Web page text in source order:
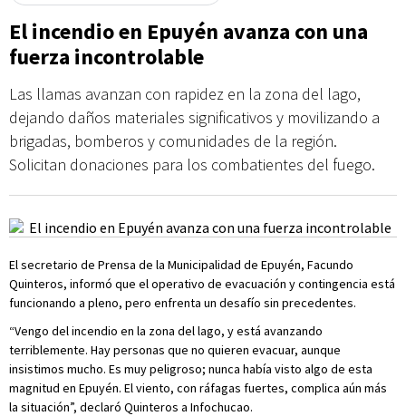
El incendio en Epuyén avanza con una
fuerza incontrolable
Las llamas avanzan con rapidez en la zona del lago,
dejando daños materiales significativos y movilizando a
brigadas, bomberos y comunidades de la región.
Solicitan donaciones para los combatientes del fuego.
El secretario de Prensa de la Municipalidad de Epuyén, Facundo
Quinteros, informó que el operativo de evacuación y contingencia está
funcionando a pleno, pero enfrenta un desafío sin precedentes.
“Vengo del incendio en la zona del lago, y está avanzando
terriblemente. Hay personas que no quieren evacuar, aunque
insistimos mucho. Es muy peligroso; nunca había visto algo de esta
magnitud en Epuyén. El viento, con ráfagas fuertes, complica aún más
la situación”, declaró Quinteros a Infochucao.